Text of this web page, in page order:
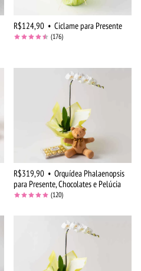
R$124,90 • Ciclame para Presente
(176)
R$319,90 • Orquídea Phalaenopsis
para Presente, Chocolates e Pelúcia
(120)